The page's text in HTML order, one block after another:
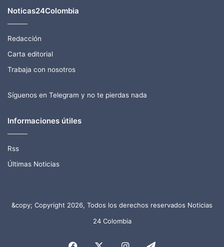
Noticas24Colombia
Redacción
Carta editorial
Trabaja con nosotros
Síguenos en Telegram y no te pierdas nada
Informaciones útiles
Rss
Últimas Noticias
&copy; Copyright 2026, Todos los derechos reservados Noticias
24 Colombia